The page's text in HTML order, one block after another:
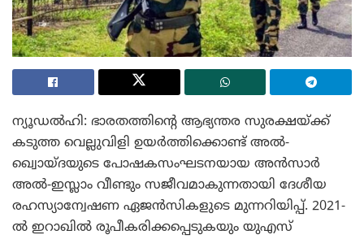
ന്യൂഡൽഹി: ഭാരതത്തിന്റെ ആഭ്യന്തര സുരക്ഷയ്ക്ക്
കടുത്ത വെല്ലുവിളി ഉയർത്തിക്കൊണ്ട് അൽ-
ഖ്വൊയ്ദയുടെ പോഷകസംഘടനയായ അൻസാർ
അൽ-ഇസ്ലാം വീണ്ടും സജീവമാകുന്നതായി ദേശീയ
രഹസ്യാന്വേഷണ ഏജൻസികളുടെ മുന്നറിയിപ്പ്. 2021-
ൽ ഇറാഖിൽ രൂപീകരിക്കപ്പെടുകയും യുഎസ്